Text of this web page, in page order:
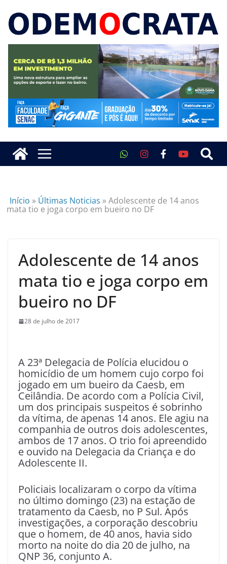
Início » Últimas Noticias »Adolescente de 14 anos
mata tio e joga corpo em bueiro no DF
Adolescente de 14 anos
mata tio e joga corpo em
bueiro no DF
28 de julho de 2017
A 23ª Delegacia de Polícia elucidou o
homicídio de um homem cujo corpo foi
jogado em um bueiro da Caesb, em
Ceilândia. De acordo com a Polícia Civil,
um dos principais suspeitos é sobrinho
da vítima, de apenas 14 anos. Ele agiu na
companhia de outros dois adolescentes,
ambos de 17 anos. O trio foi apreendido
e ouvido na Delegacia da Criança e do
Adolescente II.
Policiais localizaram o corpo da vítima
no último domingo (23) na estação de
tratamento da Caesb, no P Sul. Após
investigações, a corporação descobriu
que o homem, de 40 anos, havia sido
morto na noite do dia 20 de julho, na
QNP 36, conjunto A.